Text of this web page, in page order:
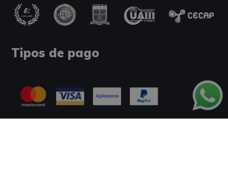
Tipos de pago